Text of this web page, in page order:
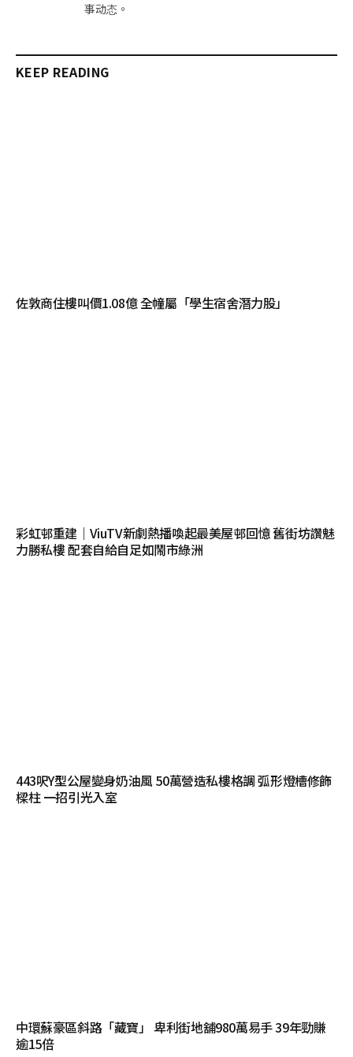
事动态。
KEEP READING
佐敦商住樓叫價1.08億 全幢屬「學生宿舍潛力股」
彩虹邨重建｜ViuTV新劇熱播喚起最美屋邨回憶 舊街坊讚魅
力勝私樓 配套自給自足如鬧市綠洲
443呎Y型公屋變身奶油風 50萬營造私樓格調 弧形燈槽修飾
樑柱 一招引光入室
中環蘇豪區斜路「藏寶」 卑利街地舖980萬易手 39年勁賺
逾15倍